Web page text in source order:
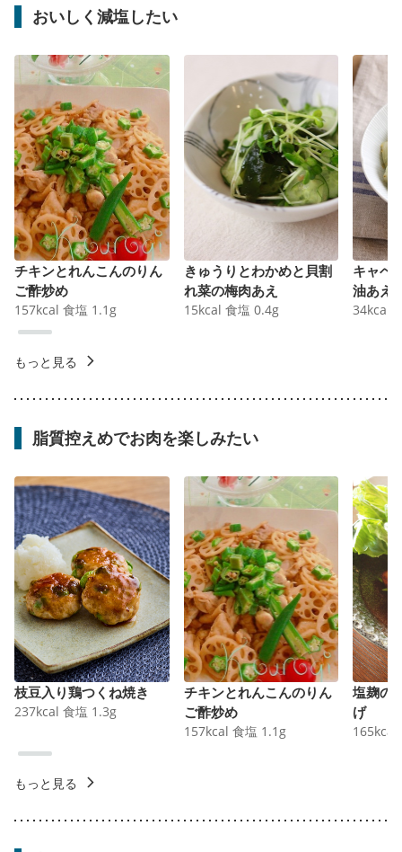
おいしく減塩したい
チキンとれんこんのりん
ご酢炒め
157kcal 食塩 1.1 g
きゅうりとわかめと貝割
れ菜の梅肉あえ
15kcal 食塩 0.4g
キャベ
油あえ
34kcal
もっと見る
脂質控えめでお肉を楽しみたい
枝豆入り鶏つくね焼き
237kcal 食塩 1.3g
チキンとれんこんのりん
ご酢炒め
157kcal 食塩 1.1 g
塩麹の
げ
165kcal
もっと見る